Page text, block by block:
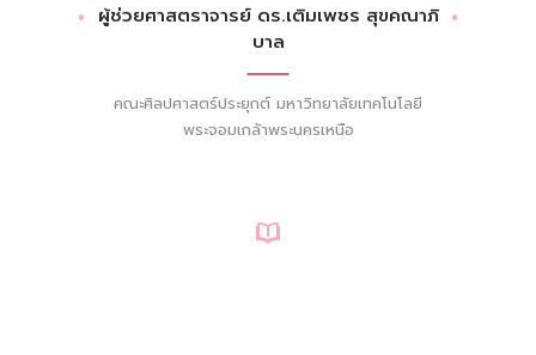
ผู้ช่วยศาสตราจารย์ ดร.เติมเพชร สุขคณาภิ
บาล
คณะศิลปศาสตร์ประยุกต์ มหาวิทยาลัยเทคโนโลยี
พระจอมเกล้าพระนครเหนือ